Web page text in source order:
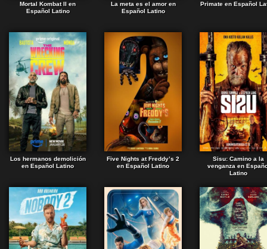
Mortal Kombat II en
Español Latino
La meta es el amor en
Español Latino
Primate en Español
Los hermanos demolición
en Español Latino
Five Nights at Freddy’s 2
en Español Latino
Sisu: Camino a la
venganza en
Latino